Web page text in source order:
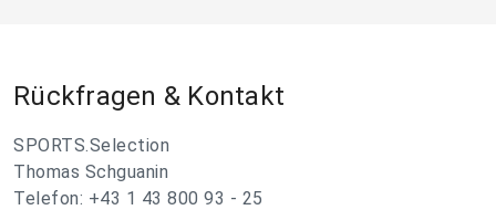
Rückfragen & Kontakt
SPORTS.Selection
Thomas Schguanin
Telefon: +43 1 43 800 93 - 25